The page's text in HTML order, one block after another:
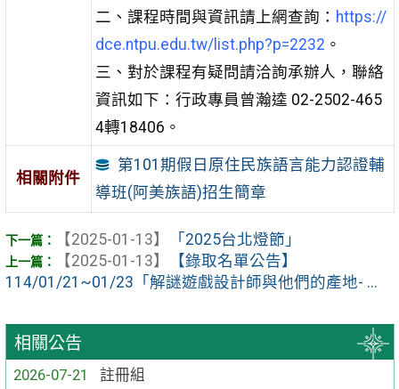
相關公告
2026-07-21
註冊組
二、課程時間與資訊請上網查詢： https://
dce.ntpu.edu.tw/list.php?p=2232 。
三、對於課程有疑問請洽詢承辦人，聯絡
資訊如下：行政專員曾瀚逵 02-2502-465
4轉18406。
相關附件
第101期假日原住民族語言能力認證輔
導班(阿美族語)招生簡章
【2025-01-13】
「2025台北燈節」
【2025-01-13】
【錄取名單公告】
114/01/21~01/23「解謎遊戲設計師與他們的產地- ...